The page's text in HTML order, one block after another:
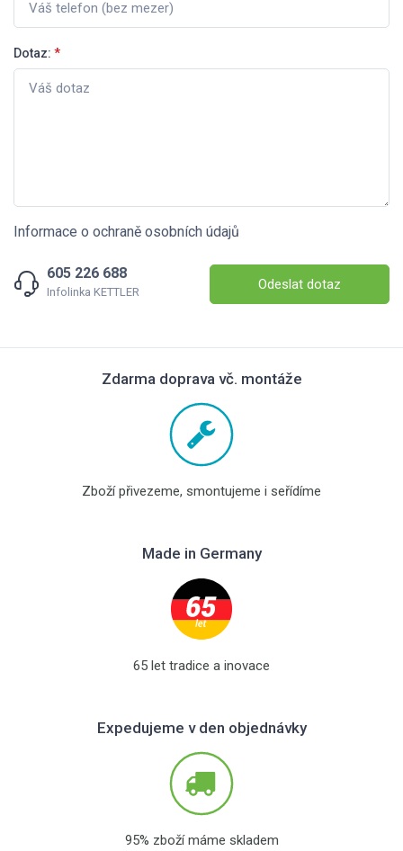
Dotaz: *
Informace o ochraně osobních údajů
605 226 688
Infolinka KETTLER Odeslat dotaz
Zdarma doprava vč. montáže
Zboží přivezeme, smontujeme i seřídíme
Made in Germany
65 let tradice a inovace
Expedujeme v den objednávky
95% zboží máme skladem